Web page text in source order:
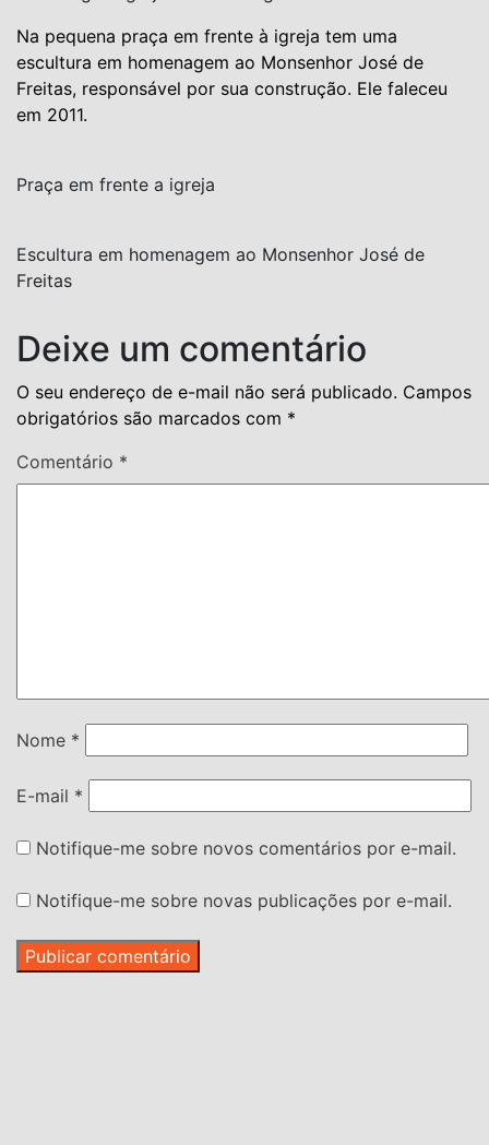
Na pequena praça em frente à igreja tem uma
escultura em homenagem ao Monsenhor José de
Freitas, responsável por sua construção. Ele faleceu
em 2011.
Praça em frente a igreja
Escultura em homenagem ao Monsenhor José de
Freitas
Deixe um comentário
O seu endereço de e-mail não será publicado. Campos
obrigatórios são marcados com *
Comentário *
Nome *
E-mail *
Notifique-me sobre novos comentários por e-mail.
Notifique-me sobre novas publicações por e-mail.